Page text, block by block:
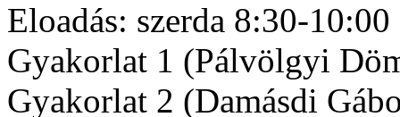
Eloadás: szerda 8:30-
Gyakorlat 1 (Pálvölgyi
Gyakorlat 2 (Damásdi